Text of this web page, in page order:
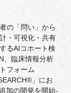
の「問い」から
・可視化・共有
るAIコホート検
臨床情報分析
フォーム
」にお
加の開発を開始-